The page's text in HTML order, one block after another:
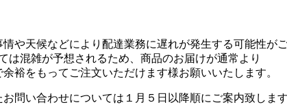
や天候などにより配達業務に遅れが発生する可能性がご
は混雑が予想されるため、商品のお届けが通常より
裕をもってご注文いただけます様お願いいたします。
問い合わせについては１月５日以降順にご案内致します